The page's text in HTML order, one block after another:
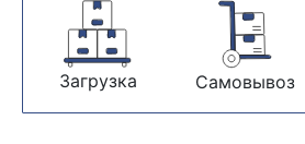
Загрузка Самовывоз